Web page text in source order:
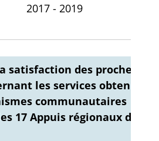
2017 - 2019
satisfaction des proches
les services obtenus
communautaires
17 Appuis régionaux du